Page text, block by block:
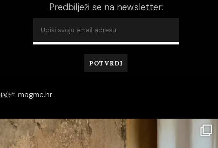
Predbilježi se na newsletter:
magme.hr